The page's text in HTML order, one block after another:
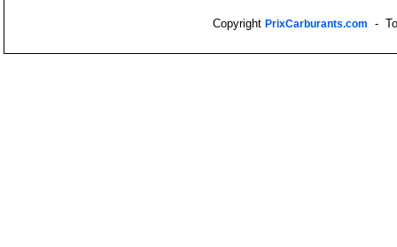
Copyright PrixCarburants.com -